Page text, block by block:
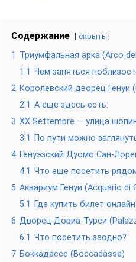
Содержание скрыть
1 Триумфальная арка (Arco
1.1 Чем заняться
2 Королевский дворец Генуи
2.1 А еще здесь есть:
3 XX Settembre — улица
3.1
По пути можно
4 Генуэзский Дуомо Сан-
4.1 Что еще посетить
5 Аквариум Генуи (Acquario di
5.1
Где купить билет
6 Дворец Дориа-Турси
6.1 Что посетить заодно?
7 Боккадассе (Boccadasse)